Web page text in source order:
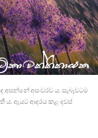
අසන්නේ අසංවරව ය. සැබෑවටම
ය. ඇයට ආදරය කළ දවස්